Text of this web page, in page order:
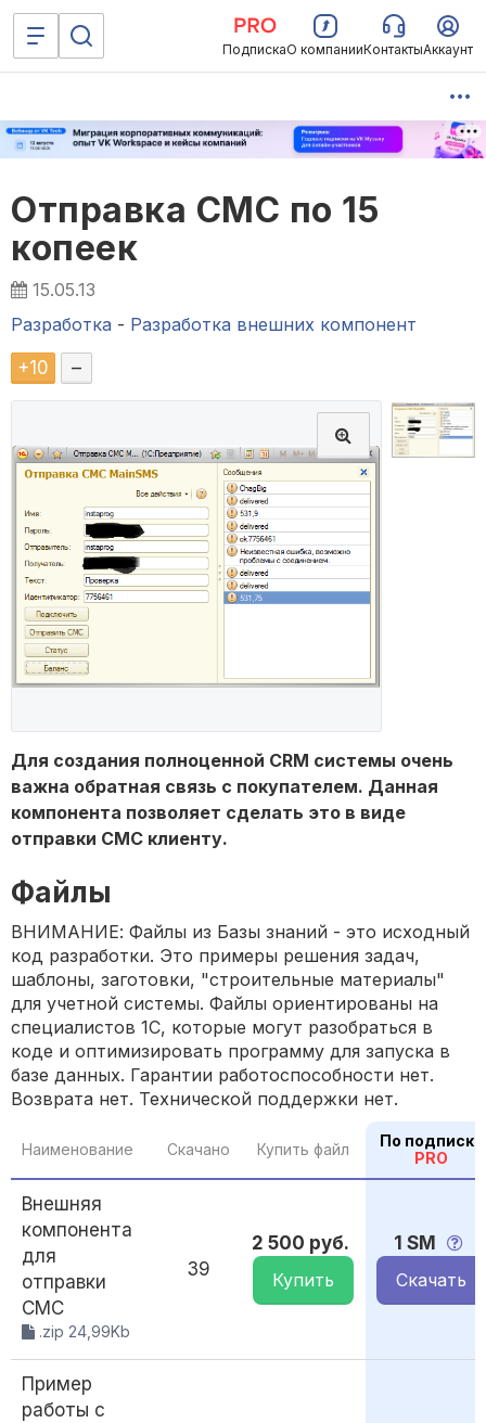
ПодпискаО компанииКонтактыАккаунт
Отправка СМС по 15
копеек
15.05.13
Разработка - Разработка внешних компонент
+10 –
Для создания полноценной CRM системы очень
важна обратная связь с покупателем. Данная
компонента позволяет сделать это в виде
отправки СМС клиенту.
Файлы
ВНИМАНИЕ: Файлы из Базы знаний - это исходный
код разработки. Это примеры решения задач,
шаблоны, заготовки, "строительные материалы"
для учетной системы. Файлы ориентированы на
специалистов 1С, которые могут разобраться в
коде и оптимизировать программу для запуска в
базе данных. Гарантии работоспособности нет.
Возврата нет. Технической поддержки нет.
Наименование Скачано Купить файл
По подписке
PRO
Внешняя
компонента
для
отправки
СМС
.zip 24,99Kb
39
2 500 руб.
Купить
1 SM
Скачать
Пример
работы с